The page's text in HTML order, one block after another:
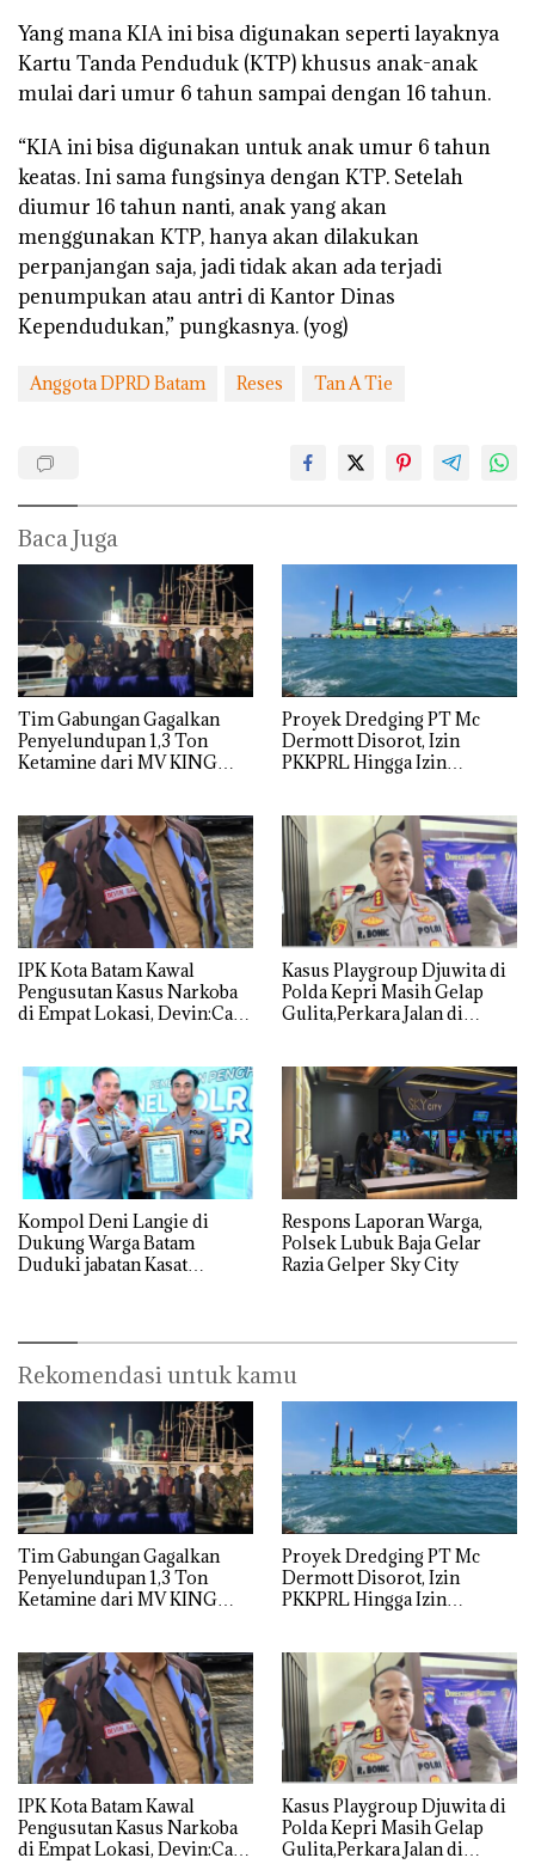
Yang mana KIA ini bisa digunakan seperti layaknya
Kartu Tanda Penduduk (KTP) khusus anak-anak
mulai dari umur 6 tahun sampai dengan 16 tahun.
“KIA ini bisa digunakan untuk anak umur 6 tahun
keatas. Ini sama fungsinya dengan KTP. Setelah
diumur 16 tahun nanti, anak yang akan
menggunakan KTP, hanya akan dilakukan
perpanjangan saja, jadi tidak akan ada terjadi
penumpukan atau antri di Kantor Dinas
Kependudukan,” pungkasnya. (yog)
Anggota DPRD Batam Reses Tan A Tie
Baca Juga
Tim Gabungan Gagalkan
Penyelundupan 1,3 Ton
Ketamine dari MV KING
Proyek Dredging PT Mc
Dermott Disorot, Izin
PKKPRL Hingga Izin
IPK Kota Batam Kawal
Pengusutan Kasus Narkoba
di Empat Lokasi, Devin:Cari
Kasus Playgroup Djuwita di
Polda Kepri Masih Gelap
Gulita,Perkara Jalan di
Kompol Deni Langie di
Dukung Warga Batam
Duduki jabatan Kasat
Respons Laporan Warga,
Polsek Lubuk Baja Gelar
Razia Gelper Sky City
Rekomendasi untuk kamu
Tim Gabungan Gagalkan
Penyelundupan 1,3 Ton
Ketamine dari MV KING
Proyek Dredging PT Mc
Dermott Disorot, Izin
PKKPRL Hingga Izin
IPK Kota Batam Kawal
Pengusutan Kasus Narkoba
di Empat Lokasi, Devin:Cari
Kasus Playgroup Djuwita di
Polda Kepri Masih Gelap
Gulita,Perkara Jalan di